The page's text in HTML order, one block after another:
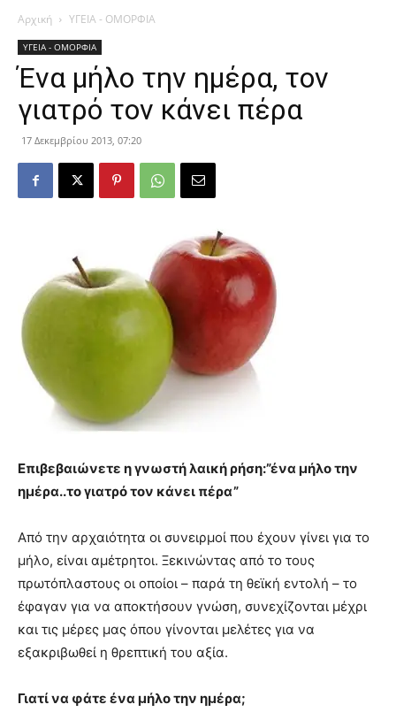
Αρχική ΥΓΕΙΑ - ΟΜΟΡΦΙΑ
ΥΓΕΙΑ - ΟΜΟΡΦΙΑ
Ένα μήλο την ημέρα, τον
γιατρό τον κάνει πέρα
17 Δεκεμβρίου 2013, 07:20
Επιβεβαιώνετε η γνωστή λαική ρήση:”ένα μήλο την
ημέρα..το γιατρό τον κάνει πέρα”
Από την αρχαιότητα οι συνειρμοί που έχουν γίνει για το
μήλο, είναι αμέτρητοι. Ξεκινώντας από το τους
πρωτόπλαστους οι οποίοι – παρά τη θεϊκή εντολή – το
έφαγαν για να αποκτήσουν γνώση, συνεχίζονται μέχρι
και τις μέρες μας όπου γίνονται μελέτες για να
εξακριβωθεί η θρεπτική του αξία.
Γιατί να φάτε ένα μήλο την ημέρα;